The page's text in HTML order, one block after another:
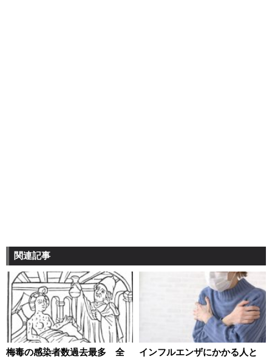
関連記事
梅毒の感染者数過去最多 全
インフルエンザにかかる人と